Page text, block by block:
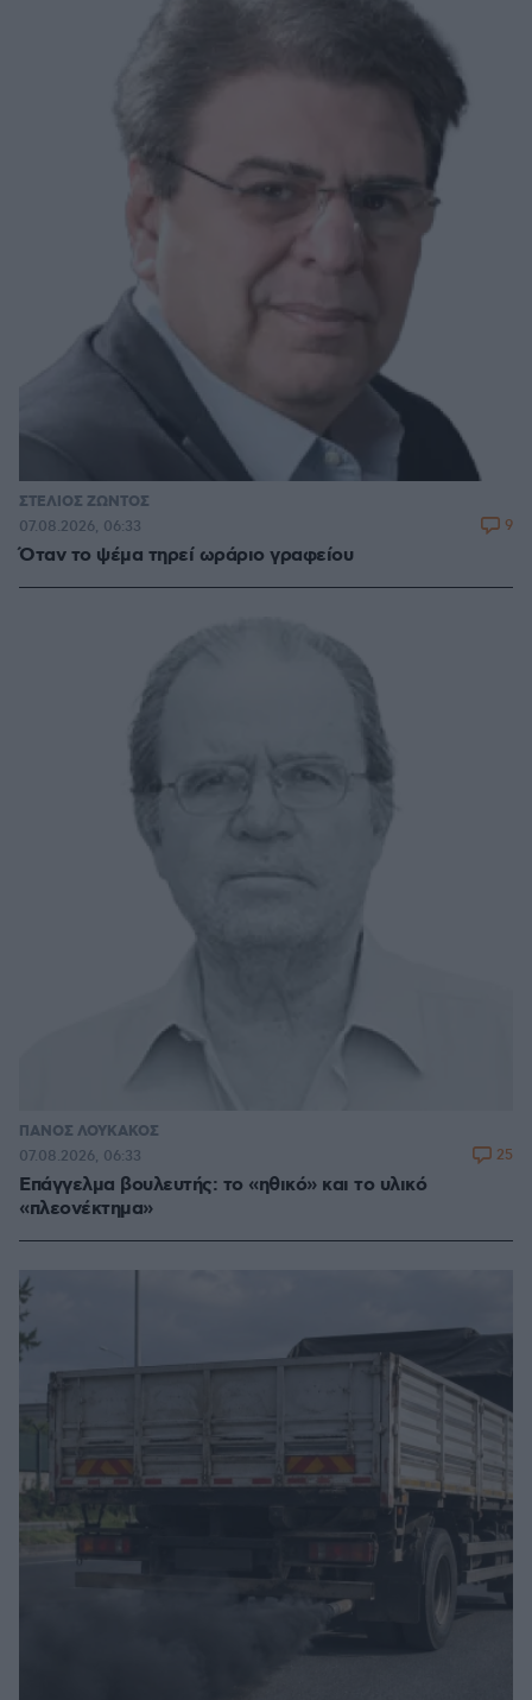
ΣΤΕΛΙΟΣ ΖΩΝΤΟΣ
Όταν το ψέμα τηρεί ωράριο γραφείου
07.08.2026, 06:33 9
ΠΑΝΟΣ ΛΟΥΚΑΚΟΣ
Επάγγελμα βουλευτής: το «ηθικό» και το υλικό
«πλεονέκτημα»
07.08.2026, 06:33 25